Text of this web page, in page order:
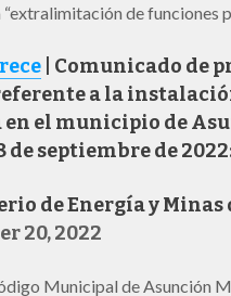
“extralimitación de
| Comunicado de
a la
el municipio de
de septiembre de
de Energía y Minas
20, 2022
Municipal de Asunción